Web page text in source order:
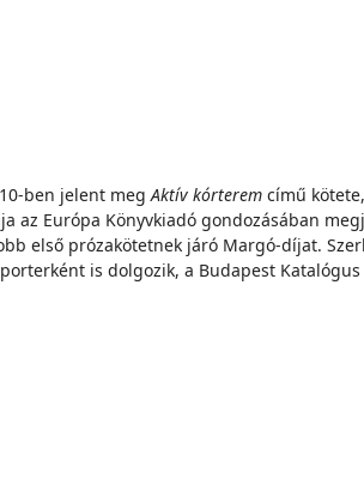
ben jelent meg Aktív kórteremcímű
az Európa Könyvkiadó gondozásában
első prózakötetnek járó Margó-díjat.
is dolgozik, a Budapest